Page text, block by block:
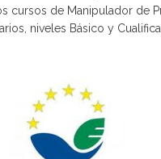
cursos de Manipulador de
niveles Básico y